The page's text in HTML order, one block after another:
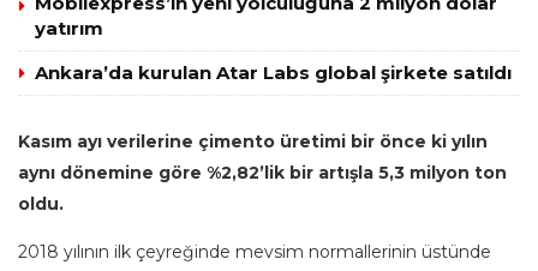
yatırım
Ankara’da kurulan Atar Labs global şirkete satıldı
Kasım ayı verilerine çimento üretimi bir önce ki yılın
aynı dönemine göre %2,82’lik bir artışla 5,3 milyon ton
oldu.
2018 yılının ilk çeyreğinde mevsim normallerinin üstünde